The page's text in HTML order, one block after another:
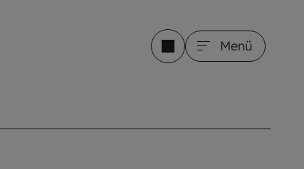
Menü